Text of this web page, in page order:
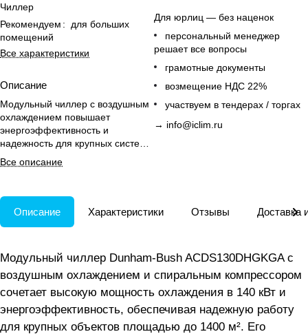
Чиллер
Рекомендуем :
для больших
помещений
Все характеристики
Описание
Модульный чиллер с воздушным
охлаждением повышает
энергоэффективность и
надежность для крупных систем
охлаждения помещений до 1400
м².
Все описание
Для юрлиц — без наценок
персональный менеджер
решает все вопросы
грамотные документы
возмещение НДС 22%
участвуем в тендерах / торгах
→ info@iclim.ru
Описание Характеристики Отзывы Доставка
Модульный чиллер Dunham-Bush ACDS130DHGKGA с
воздушным охлаждением и спиральным компрессором
сочетает высокую мощность охлаждения в 140 кВт и
энергоэффективность, обеспечивая надежную работу
для крупных объектов площадью до 1400 м². Его